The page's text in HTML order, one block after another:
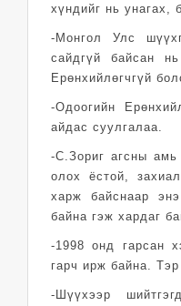
хүндийг нь унагах,
-Монгол Улс
сайдгүй байсан
Ерөнхийлөгчгүй
-Одоогийн
айдас суулгалаа.
-С.Зориг агсны амь
олох ёстой,
харж байснаар
байна гэж хардаг
-1998 онд гарсан
гарч ирж байна.
-Шүүхээр